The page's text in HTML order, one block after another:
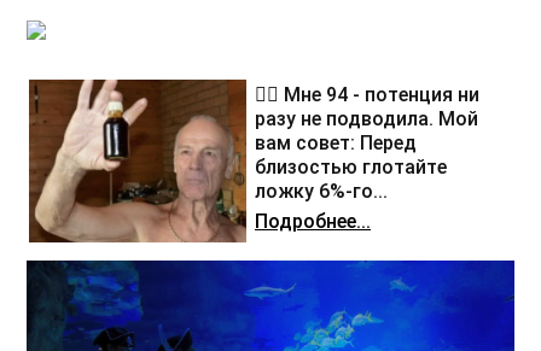
❤️‍🔥 Мне 94 - потенция ни
разу не подводила. Мой
вам совет: Перед
близостью глотайте
ложку 6%-го...
Подробнее...